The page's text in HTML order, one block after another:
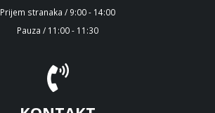
Prijem stranaka / 9:00 - 14:00
Pauza / 11:00 - 11:30